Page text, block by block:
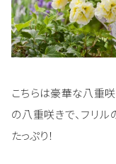
こちらは豪華な八重
の八重咲きで、フリ
たっぷり！